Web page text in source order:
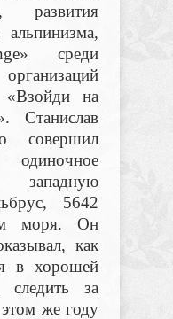
развития
» среди
на
Станислав
совершил
западную
5642
моря. Он
как
в хорошей
следить за
же году